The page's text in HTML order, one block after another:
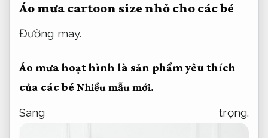
Áo mưa cartoon size nhỏ cho các bé
Đường may.
Áo mưa hoạt hình là sản phẩm yêu thích
của các bé Nhiều mẫu mới.
Sang trọng.